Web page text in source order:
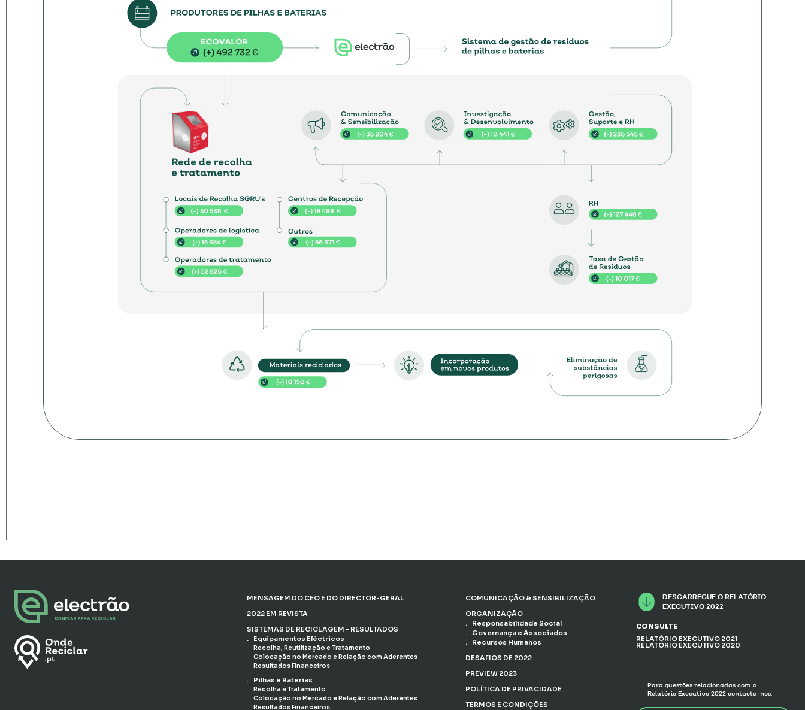
MENSAGEM DO CEO E DO DIRECTOR-GERAL
2022 EM REVISTA
SISTEMAS DE RECICLAGEM - RESULTADOS
Equipamentos Eléctricos
Recolha, Reutilização e Tratamento
Colocação no Mercado e Relação com Aderentes
Resultados Financeiros
Pilhas e Baterias
Recolha e Tratamento
Colocação no Mercado e Relação com Aderentes
Resultados Financeiros
COMUNICAÇÃO & SENSIBILIZAÇÃO
ORGANIZAÇÃO
Responsabilidade Social
Governança e Associados
Recursos Humanos
DESAFIOS DE 2022
PREVIEW 2023
POLÍTICA DE PRIVACIDADE
TERMOS E CONDIÇÕES
DESCARREGUE O RELATÓRIO
EXECUTIVO 2022
CONSULTE
RELATÓRIO EXECUTIVO 2021
RELATÓRIO EXECUTIVO 2020
Para questões relacionadas com o
Relatório Executivo 2022 contacte-nos.